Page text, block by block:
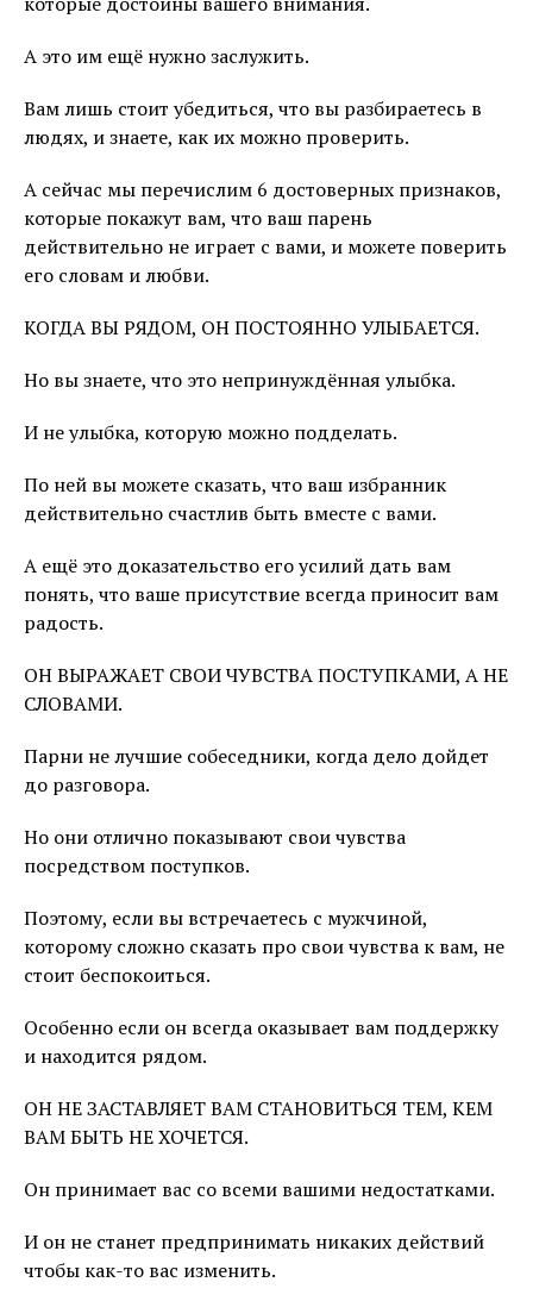
А это им ещё нужно заслужить.
Вам лишь стоит убедиться, что вы разбираетесь в
людях, и знаете, как их можно проверить.
А сейчас мы перечислим 6 достоверных признаков,
которые покажут вам, что ваш парень
действительно не играет с вами, и можете поверить
его словам и любви.
КОГДА ВЫ РЯДОМ, ОН ПОСТОЯННО УЛЫБАЕТСЯ.
Но вы знаете, что это непринуждённая улыбка.
И не улыбка, которую можно подделать.
По ней вы можете сказать, что ваш избранник
действительно счастлив быть вместе с вами.
А ещё это доказательство его усилий дать вам
понять, что ваше присутствие всегда приносит вам
радость.
ОН ВЫРАЖАЕТ СВОИ ЧУВСТВА ПОСТУПКАМИ, А НЕ
СЛОВАМИ.
Парни не лучшие собеседники, когда дело дойдет
до разговора.
Но они отлично показывают свои чувства
посредством поступков.
Поэтому, если вы встречаетесь с мужчиной,
которому сложно сказать про свои чувства к вам, не
стоит беспокоиться.
Особенно если он всегда оказывает вам поддержку
и находится рядом.
ОН НЕ ЗАСТАВЛЯЕТ ВАМ СТАНОВИТЬСЯ ТЕМ, КЕМ
ВАМ БЫТЬ НЕ ХОЧЕТСЯ.
Он принимает вас со всеми вашими недостатками.
И он не станет предпринимать никаких действий
чтобы как-то вас изменить.